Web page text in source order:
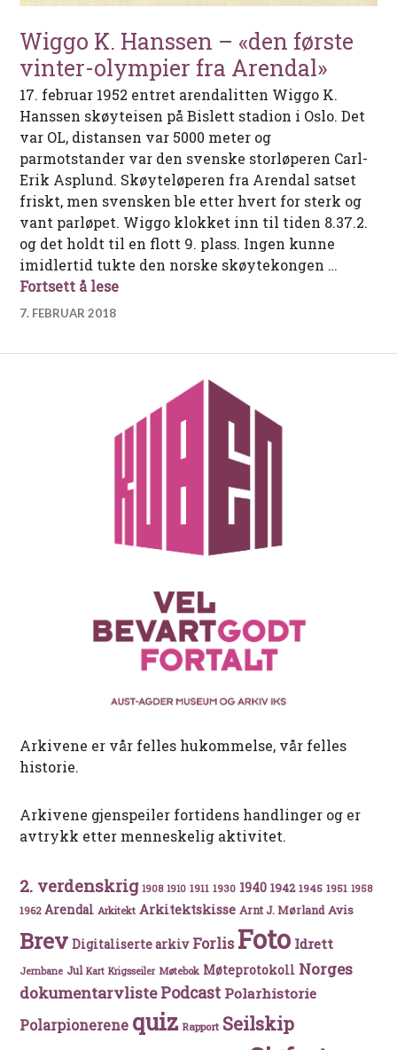
Wiggo K. Hanssen – «den første
vinter-olympier fra Arendal»
17. februar 1952 entret arendalitten Wiggo K.
Hanssen skøyteisen på Bislett stadion i Oslo. Det
var OL, distansen var 5000 meter og
parmotstander var den svenske storløperen Carl-
Erik Asplund. Skøyteløperen fra Arendal satset
friskt, men svensken ble etter hvert for sterk og
vant parløpet. Wiggo klokket inn til tiden 8.37.2.
og det holdt til en flott 9. plass. Ingen kunne
imidlertid tukte den norske skøytekongen …
Fortsett å leseWiggo K. Hanssen – «den første
7. FEBRUAR 2018
Arkivene er vår felles hukommelse, vår felles
historie.
Arkivene gjenspeiler fortidens handlinger og er
avtrykk etter menneskelig aktivitet.
2. verdenskrig 1908 1910 1911 1930 1940 1942 1945 1951 1958
1962 Arendal Arkitekt Arkitektskisse Arnt J. Mørland Avis
Brev Digitaliserte arkiv Forlis Foto Idrett
Jernbane Jul Kart Krigsseiler Møtebok Møteprotokoll Norges
dokumentarvlistePodcast Polarhistorie
Polarpionerene quiz Rapport Seilskip